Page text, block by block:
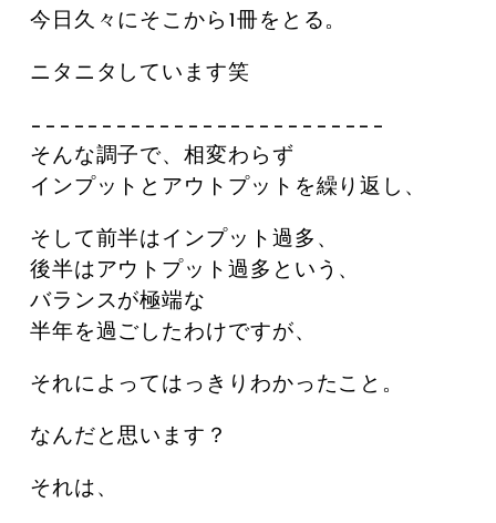
今日久々にそこから1冊をとる。
ニタニタしています笑
−−−−−−−−−−−−−−−−−−−−−−−−−
そんな調子で、相変わらず
インプットとアウトプットを繰り返し、
そして前半はインプット過多、
後半はアウトプット過多という、
バランスが極端な
半年を過ごしたわけですが、
それによってはっきりわかったこと。
なんだと思います？
それは、